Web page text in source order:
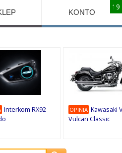
KONTO
10
10
8
7
1
9
Interkom RX92
10
OPINIA Kawasaki
Vulcan Classic
10
9
9